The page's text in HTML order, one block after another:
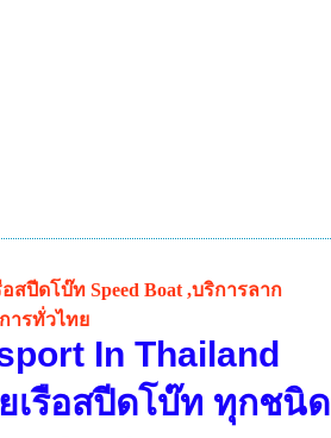
สปีดโบ๊ท Speed Boat ,บริการลาก
ารทั่วไทย
In Thailand
เรือสปีดโบ๊ท ทุกชนิด